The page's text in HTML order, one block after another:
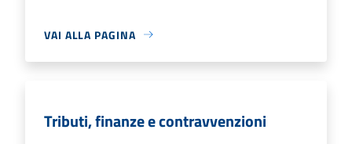
VAI ALLA PAGINA
Tributi, finanze e contravvenzioni